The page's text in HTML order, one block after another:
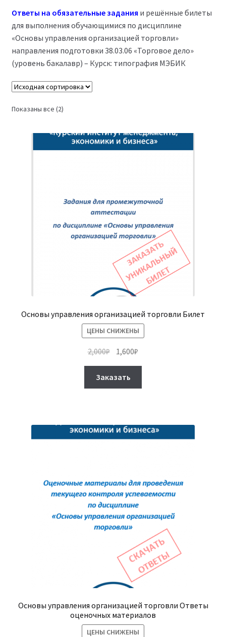
09.04.03 Прикладная информатика (2,5 года)
38.03.04 Государственное и муниципальное
управление 3,5 года (Бакалавриат)
38.03.04 Государственное и муниципальное
(Магистратура)
Ответы на обязательные задания и решённые билеты
для выполнения обучающимися по дисциплине
«Основы управления организацией торговли»
направления подготовки 38.03.06 «Торговое дело»
(уровень бакалавр) – Курск: типография МЭБИК
Показаны все (2)
Основы управления организацией торговли Билет
ЦЕНЫ СНИЖЕНЫ
2,000₽ Первоначальная
цена
составляла
2,000₽.
1,600₽
цена:
Заказать
Опции
странице
товара.
Основы управления организацией торговли Ответы
оценочных материалов
ЦЕНЫ СНИЖЕНЫ